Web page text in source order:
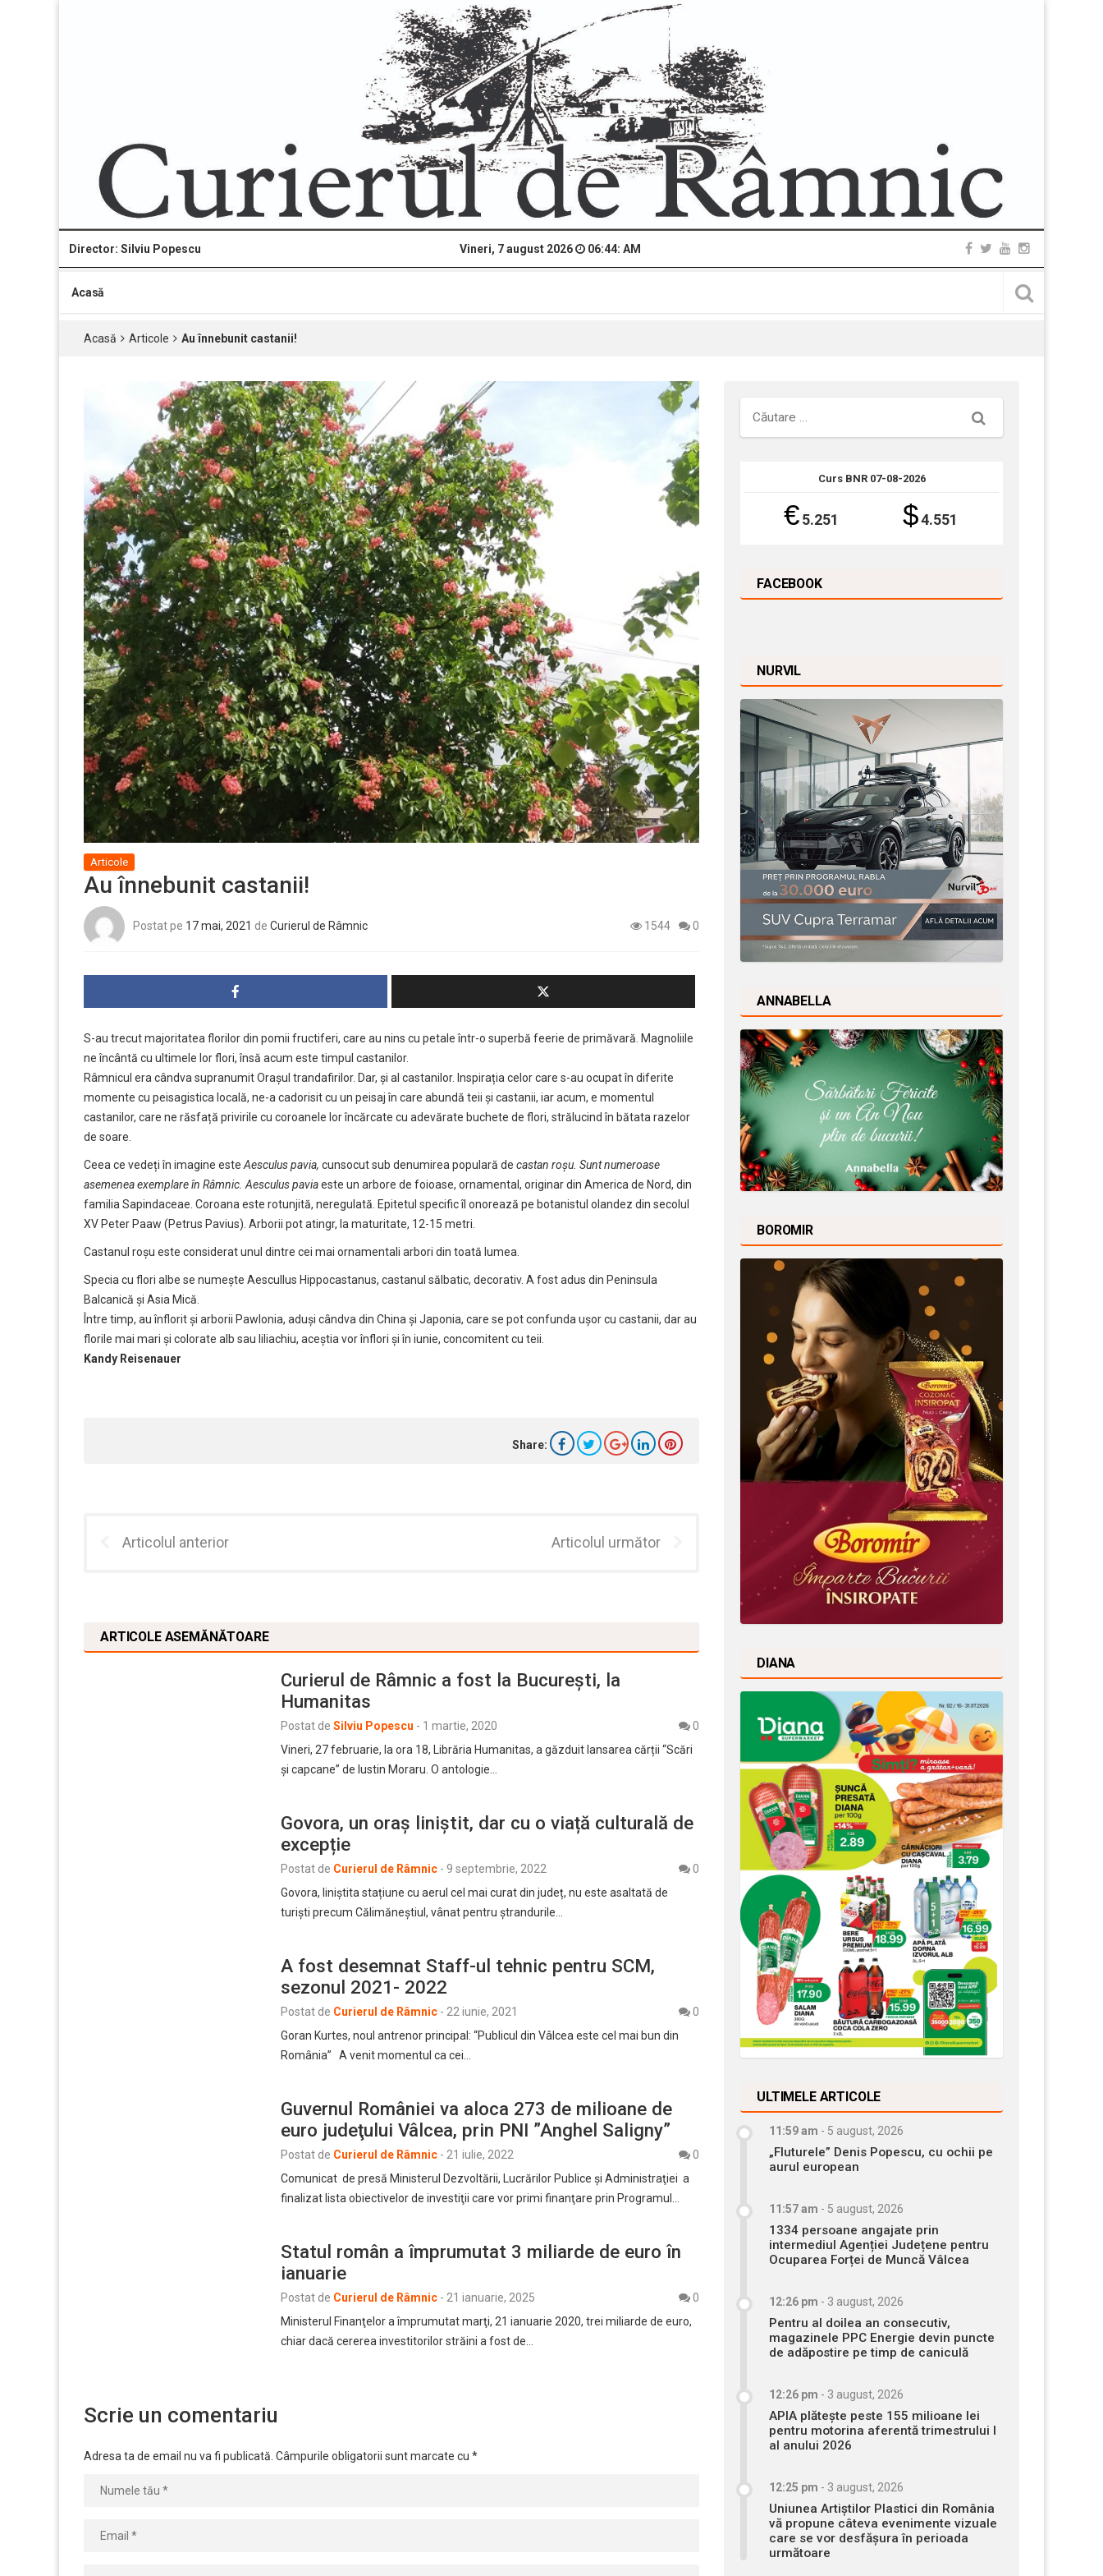
Director: Silviu Popescu Vineri, 7 august 2026 06:44: AM
Acasă
Acasă Articole Au înnebunit castanii!
Articole
Au înnebunit castanii!
Postat pe 17 mai, 2021 de Curierul de Râmnic 1544 0
S-au trecut majoritatea florilor din pomii fructiferi, care au nins cu petale într-o superbă feerie de primăvară. Magnoliile
ne încântă cu ultimele lor flori, însă acum este timpul castanilor.
Râmnicul era cândva supranumit Orașul trandafirilor. Dar, și al castanilor. Inspirația celor care s-au ocupat în diferite
momente cu peisagistica locală, ne-a cadorisit cu un peisaj în care abundă teii și castanii, iar acum, e momentul
castanilor, care ne răsfață privirile cu coroanele lor încărcate cu adevărate buchete de flori, strălucind în bătata razelor
de soare.
Ceea ce vedeți în imagine esteAesculus pavia, cunsocut sub denumirea populară de castan roșu. Sunt numeroase
asemenea exemplare în Râmnic. Aesculus paviaeste un arbore de foioase, ornamental, originar din America de Nord, din
familia Sapindaceae. Coroana este rotunjită, neregulată. Epitetul specific îl onorează pe botanistul olandez din secolul
XV Peter Paaw (Petrus Pavius). Arborii pot atingr, la maturitate, 12-15 metri.
Castanul roșu este considerat unul dintre cei mai ornamentali arbori din toată lumea.
Specia cu flori albe se numește Aescullus Hippocastanus, castanul sălbatic, decorativ. A fost adus din Peninsula
Balcanică și Asia Mică.
Între timp, au înflorit și arborii Pawlonia, aduși cândva din China și Japonia, care se pot confunda ușor cu castanii, dar au
florile mai mari și colorate alb sau liliachiu, aceștia vor înflori și în iunie, concomitent cu teii.
Kandy Reisenauer
Share:
Articolul anterior Articolul următor
ARTICOLE ASEMĂNĂTOARE
Curierul de Râmnic a fost la București, la
Humanitas
Postat de Silviu Popescu - 1 martie, 2020
0
Vineri, 27 februarie, la ora 18, Librăria Humanitas, a găzduit lansarea cărții “Scări
și capcane” de Iustin Moraru. O antologie…
Govora, un oraș liniștit, dar cu o viață culturală de
excepție
Postat de Curierul de Râmnic - 9 septembrie, 2022
0
Govora, liniștita stațiune cu aerul cel mai curat din județ, nu este asaltată de
turiști precum Călimăneștiul, vânat pentru ștrandurile…
A fost desemnat Staff-ul tehnic pentru SCM,
sezonul 2021- 2022
Postat de Curierul de Râmnic - 22 iunie, 2021
0
Goran Kurtes, noul antrenor principal: “Publicul din Vâlcea este cel mai bun din
România” A venit momentul ca cei…
Guvernul României va aloca 273 de milioane de
euro judeţului Vâlcea, prin PNI ”Anghel Saligny”
Postat de Curierul de Râmnic - 21 iulie, 2022
0
Comunicat de presă Ministerul Dezvoltării, Lucrărilor Publice şi Administraţiei a
finalizat lista obiectivelor de investiţii care vor primi finanţare prin Programul…
Statul român a împrumutat 3 miliarde de euro în
ianuarie
Postat de Curierul de Râmnic - 21 ianuarie, 2025
0
Ministerul Finanţelor a împrumutat marţi, 21 ianuarie 2020, trei miliarde de euro,
chiar dacă cererea investitorilor străini a fost de…
Scrie un comentariu
Adresa ta de email nu va fi publicată. Câmpurile obligatorii sunt marcate cu *
Căutare
Curs BNR 07-08-2026
€ 5.251 $4.551
FACEBOOK
NURVIL
ANNABELLA
BOROMIR
DIANA
ULTIMELE ARTICOLE
11:59 am - 5 august, 2026
„Fluturele” Denis Popescu, cu ochii pe
aurul european
11:57 am - 5 august, 2026
1334 persoane angajate prin
intermediul Agenției Județene pentru
Ocuparea Forței de Muncă Vâlcea
12:26 pm - 3 august, 2026
Pentru al doilea an consecutiv,
magazinele PPC Energie devin puncte
de adăpostire pe timp de caniculă
12:26 pm - 3 august, 2026
APIA plătește peste 155 milioane lei
pentru motorina aferentă trimestrului I
al anului 2026
12:25 pm - 3 august, 2026
Uniunea Artiștilor Plastici din România
vă propune câteva evenimente vizuale
care se vor desfășura în perioada
următoare